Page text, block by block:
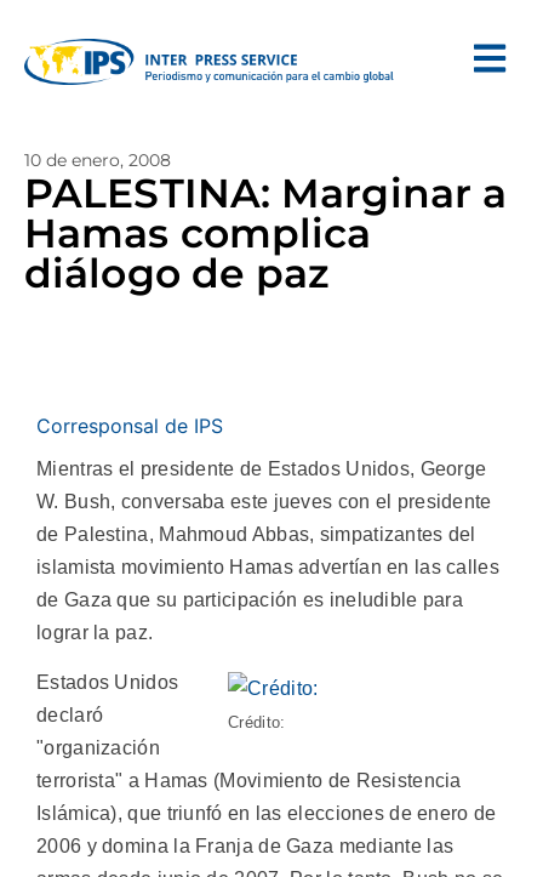
10 de enero, 2008
PALESTINA: Marginar a
Hamas complica
diálogo de paz
Corresponsal de IPS
Mientras el presidente de Estados Unidos, George
W. Bush, conversaba este jueves con el presidente
de Palestina, Mahmoud Abbas, simpatizantes del
islamista movimiento Hamas advertían en las calles
de Gaza que su participación es ineludible para
lograr la paz.
Crédito:
Estados Unidos
declaró
"organización
terrorista" a Hamas (Movimiento de Resistencia
Islámica), que triunfó en las elecciones de enero de
2006 y domina la Franja de Gaza mediante las